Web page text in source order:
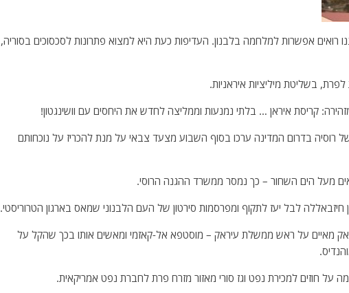
רואים אפשרות למלחמה בלבנון. העדיפות כעת היא למצוא פתרונות לסכסוכים בסוריה,
בשליטת מיליציות איראניות.
קריסת איראן … בלתי נמנעות וממליצה לחדש את היחסים עם וושינגטון!
5 הפועלים בשמה של רוסיה בדרום המדינה ערכו בסוף השבוע מצעד צבאי על מנת להכריז על נוכחותם
לבל יעז לתקוף ומפרסמות סירטון של העם הלבנוני שמאס בארגון הטרוריסטי.
מאיים על ראש ממשלת עיראק – מוסטפא אל-קאזמי ומאשים אותו בכך שהקל על